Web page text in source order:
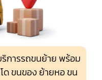
การรถขนย้าย พร้อม
ด ขนของ ย้ายหอ ขน